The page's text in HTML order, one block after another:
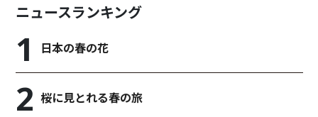
ニュースランキング
日本の春の花
桜に見とれる春の旅